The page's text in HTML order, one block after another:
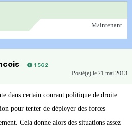
Maintenant
1 562
Posté(e) le 21 mai 2013
dans certain courant politique de droite
pour tenter de déployer des forces
Cela donne alors des situations assez